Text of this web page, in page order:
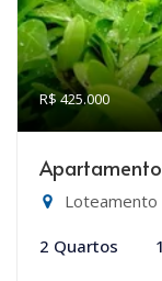
R$ 425.000
Apartamento
Loteamento
2 Quartos